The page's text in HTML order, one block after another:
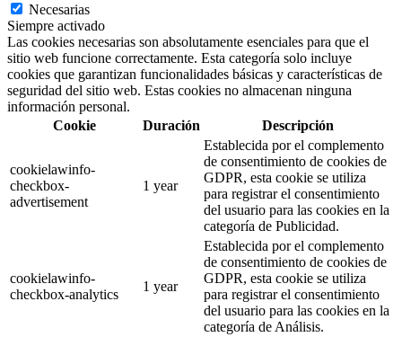
Necesarias
Siempre activado
Las cookies necesarias son absolutamente esenciales para que el
sitio web funcione correctamente. Esta categoría solo incluye
cookies que garantizan funcionalidades básicas y características de
seguridad del sitio web. Estas cookies no almacenan ninguna
información personal.
Cookie
Duración Descripción
cookielawinfo-
checkbox-
advertisement
1 year
Establecida por el complemento
de consentimiento de cookies de
GDPR, esta cookie se utiliza
para registrar el consentimiento
del usuario para las cookies en la
categoría de Publicidad.
cookielawinfo-
checkbox-analytics
1 year
Establecida por el complemento
de consentimiento de cookies de
GDPR, esta cookie se utiliza
para registrar el consentimiento
del usuario para las cookies en la
categoría de Análisis.